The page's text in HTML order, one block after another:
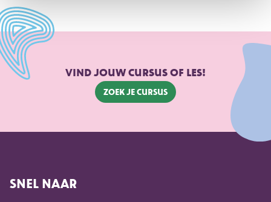
VIND JOUW CURSUS OF LES!
Zoek je cursus
SNEL NAAR